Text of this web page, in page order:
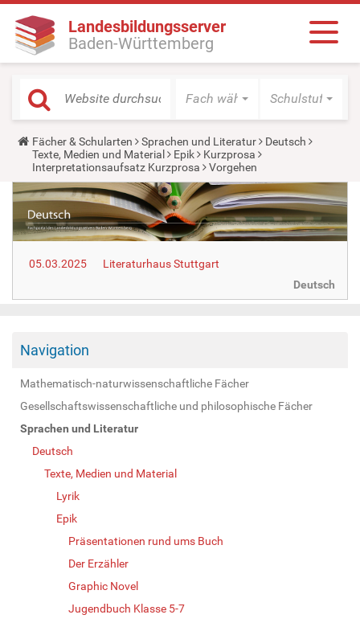
Landesbildungsserver
Baden-Württemberg
Fach wählen Schulstufe
Y
o
u
a
r
e
h
e
r
:
Fächer & Schularten Sprachen und Literatur
Deutsch
Texte, Medien und Material
Epik
Kurzprosa
Interpretationsaufsatz Kurzprosa
Vorgehen
05.03.2025
Literaturhaus Stuttgart
Deutsch
Navigation
Mathematisch-naturwissenschaftliche Fächer
Gesellschaftswissenschaftliche und philosophische Fächer
Sprachen und Literatur
Deutsch
Texte, Medien und Material
Lyrik
Epik
Präsentationen rund ums Buch
Der Erzähler
Graphic Novel
Jugendbuch Klasse 5-7